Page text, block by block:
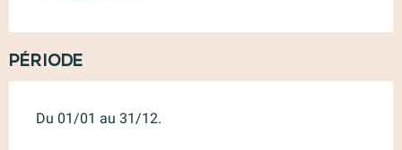
Période
Du 01/01 au 31/12.